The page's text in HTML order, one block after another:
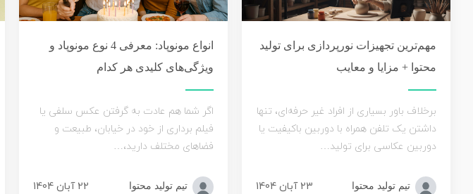
مهم‌ترین تجهیزات نورپردازی برای تولید
محتوا + مزایا و معایب
برخلاف باور بسیاری از افراد غیر حرفه‌ای، تنها
داشتن یک تلفن همراه با دوربین باکیفیت یا
دوربین عکاسی برای تولید…
تیم تولید محتوا 23 آبان 1404
انواع مونوپاد: معرفی 4 نوع مونوپاد و
ویژگی‌های کلیدی هر کدام
اگر شما هم عادت به گرفتن عکس سلفی یا
فیلم برداری از خود در خیابان، طبیعت و
فضاهای مختلف دارید،…
تیم تولید محتوا 22 آبان 1404